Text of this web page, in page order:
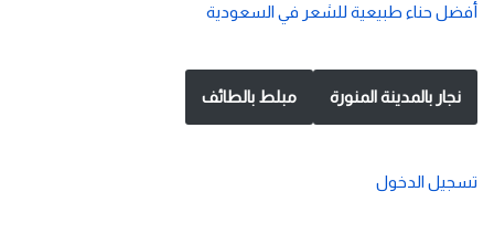
أفضل حناء طبيعية للشعر في السعودية
نجار بالمدينة المنورة مبلط بالطائف
تسجيل الدخول